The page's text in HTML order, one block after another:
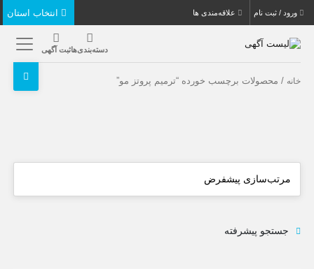
ورود / ثبت نام علاقه‌مندی ها
دسته‌بندی‌هاثبت آگهی
خانه / محصولات برچسب خورده “ترمیم پروتز مو”
جستجو پیشرفته